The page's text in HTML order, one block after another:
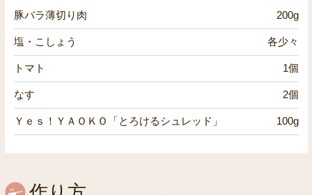
豚バラ薄切り肉 200g
塩・こしょう 各少々
トマト 1個
なす 2個
Ｙｅｓ！ＹＡＯＫＯ「とろけるシュレッド」 100g